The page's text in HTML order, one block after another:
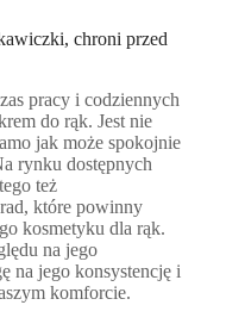
chroni przed
pracy i codziennych
do rąk. Jest nie
jak może spokojnie
rynku dostępnych
też
które powinny
kosmetyku dla rąk.
na jego
na jego konsystencję i
komforcie.